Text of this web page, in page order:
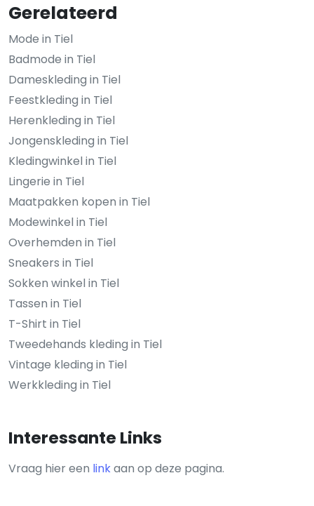
Gerelateerd
Mode in Tiel
Badmode in Tiel
Dameskleding in Tiel
Feestkleding in Tiel
Herenkleding in Tiel
Jongenskleding in Tiel
Kledingwinkel in Tiel
Lingerie in Tiel
Maatpakken kopen in Tiel
Modewinkel in Tiel
Overhemden in Tiel
Sneakers in Tiel
Sokken winkel in Tiel
Tassen in Tiel
T-Shirt in Tiel
Tweedehands kleding in Tiel
Vintage kleding in Tiel
Werkkleding in Tiel
Interessante Links
Vraag hier een linkaan op deze pagina.